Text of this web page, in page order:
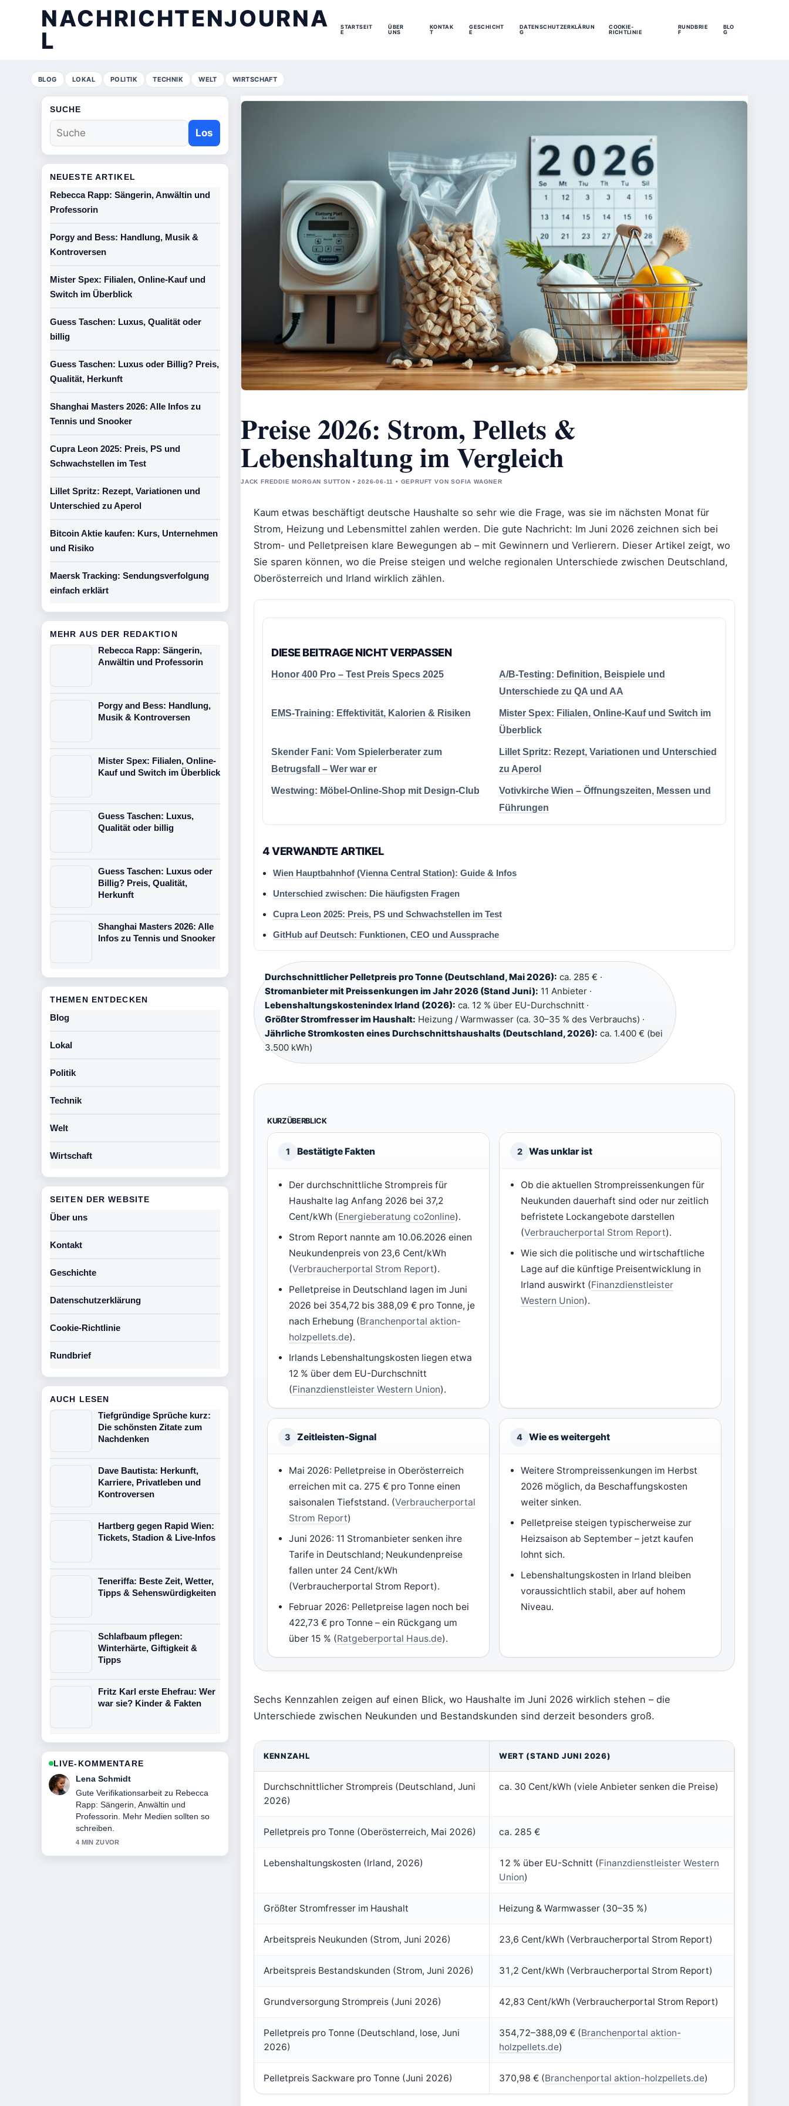
NACHRICHTENJOURNA
L
STARTSEIT
E
ÜBER
UNS
KONTAK
T
GESCHICHT
E
DATENSCHUTZERKLÄRUN
G
COOKIE-
RICHTLINIE
RUNDBRIE
F
BLO
G
BLOG LOKAL POLITIK TECHNIK WELT WIRTSCHAFT
Preise 2026: Strom, Pellets &
Lebenshaltung im Vergleich
JACK FREDDIE MORGAN SUTTON • 2026-06-11 • GEPRUFT VON SOFIA WAGNER
Kaum etwas beschäftigt deutsche Haushalte so sehr wie die Frage, was sie im nächsten Monat für
Strom, Heizung und Lebensmittel zahlen werden. Die gute Nachricht: Im Juni 2026 zeichnen sich bei
Strom- und Pelletpreisen klare Bewegungen ab – mit Gewinnern und Verlierern. Dieser Artikel zeigt, wo
Sie sparen können, wo die Preise steigen und welche regionalen Unterschiede zwischen Deutschland,
Oberösterreich und Irland wirklich zählen.
DIESE BEITRAGE NICHT VERPASSEN
Honor 400 Pro – Test Preis Specs 2025
A/B-Testing: Definition, Beispiele und
Unterschiede zu QA und AA
EMS-Training: Effektivität, Kalorien & Risiken
Mister Spex: Filialen, Online-Kauf und Switch im
Überblick
Skender Fani: Vom Spielerberater zum
Betrugsfall – Wer war er
Lillet Spritz: Rezept, Variationen und Unterschied
zu Aperol
Westwing: Möbel-Online-Shop mit Design-Club
Votivkirche Wien – Öffnungszeiten, Messen und
Führungen
4 VERWANDTE ARTIKEL
Wien Hauptbahnhof (Vienna Central Station): Guide & Infos
Unterschied zwischen: Die häufigsten Fragen
Cupra Leon 2025: Preis, PS und Schwachstellen im Test
GitHub auf Deutsch: Funktionen, CEO und Aussprache
Durchschnittlicher Pelletpreis pro Tonne (Deutschland, Mai 2026): ca. 285 € ·
Stromanbieter mit Preissenkungen im Jahr 2026 (Stand Juni): 11 Anbieter ·
Lebenshaltungskostenindex Irland (2026): ca. 12 % über EU-Durchschnitt ·
Größter Stromfresser im Haushalt: Heizung / Warmwasser (ca. 30–35 % des Verbrauchs) ·
Jährliche Stromkosten eines Durchschnittshaushalts (Deutschland, 2026): ca. 1.400 € (bei
3.500 kWh)
KURZÜBERBLICK
1 Bestätigte Fakten
Der durchschnittliche Strompreis für
Haushalte lag Anfang 2026 bei 37,2
Cent/kWh (Energieberatung co2online).
Strom Report nannte am 10.06.2026 einen
Neukundenpreis von 23,6 Cent/kWh
(Verbraucherportal Strom Report).
Pelletpreise in Deutschland lagen im Juni
2026 bei 354,72 bis 388,09 € pro Tonne, je
nach Erhebung (Branchenportal aktion-
holzpellets.de).
Irlands Lebenshaltungskosten liegen etwa
12 % über dem EU-Durchschnitt
(Finanzdienstleister Western Union).
2 Was unklar ist
Ob die aktuellen Strompreissenkungen für
Neukunden dauerhaft sind oder nur zeitlich
befristete Lockangebote darstellen
(Verbraucherportal Strom Report).
Wie sich die politische und wirtschaftliche
Lage auf die künftige Preisentwicklung in
Irland auswirkt (Finanzdienstleister
Western Union).
3 Zeitleisten-Signal
Mai 2026: Pelletpreise in Oberösterreich
erreichen mit ca. 275 € pro Tonne einen
saisonalen Tiefststand. (Verbraucherportal
Strom Report)
Juni 2026: 11 Stromanbieter senken ihre
Tarife in Deutschland; Neukundenpreise
fallen unter 24 Cent/kWh
(Verbraucherportal Strom Report).
Februar 2026: Pelletpreise lagen noch bei
422,73 € pro Tonne – ein Rückgang um
über 15 % (Ratgeberportal Haus.de).
4 Wie es weitergeht
Weitere Strompreissenkungen im Herbst
2026 möglich, da Beschaffungskosten
weiter sinken.
Pelletpreise steigen typischerweise zur
Heizsaison ab September – jetzt kaufen
lohnt sich.
Lebenshaltungskosten in Irland bleiben
voraussichtlich stabil, aber auf hohem
Niveau.
Sechs Kennzahlen zeigen auf einen Blick, wo Haushalte im Juni 2026 wirklich stehen – die
Unterschiede zwischen Neukunden und Bestandskunden sind derzeit besonders groß.
KENNZAHL WERT (STAND JUNI 2026)
Durchschnittlicher Strompreis (Deutschland, Juni
2026)
ca. 30 Cent/kWh (viele Anbieter senken die Preise)
Pelletpreis pro Tonne (Oberösterreich, Mai 2026) ca. 285 €
Lebenshaltungskosten (Irland, 2026) 12 % über EU-Schnitt (Finanzdienstleister Western
Union)
Größter Stromfresser im Haushalt Heizung & Warmwasser (30–35 %)
Arbeitspreis Neukunden (Strom, Juni 2026) 23,6 Cent/kWh (Verbraucherportal Strom Report)
Arbeitspreis Bestandskunden (Strom, Juni 2026) 31,2 Cent/kWh (Verbraucherportal Strom Report)
Grundversorgung Strompreis (Juni 2026) 42,83 Cent/kWh (Verbraucherportal Strom Report)
Pelletpreis pro Tonne (Deutschland, lose, Juni
2026)
354,72–388,09 € (Branchenportal aktion-
holzpellets.de)
Pelletpreis Sackware pro Tonne (Juni 2026) 370,98 € (Branchenportal aktion-holzpellets.de)
SUCHE
Los
NEUESTE ARTIKEL
Rebecca Rapp: Sängerin, Anwältin und
Professorin
Porgy and Bess: Handlung, Musik &
Kontroversen
Mister Spex: Filialen, Online-Kauf und
Switch im Überblick
Guess Taschen: Luxus, Qualität oder
billig
Guess Taschen: Luxus oder Billig? Preis,
Qualität, Herkunft
Shanghai Masters 2026: Alle Infos zu
Tennis und Snooker
Cupra Leon 2025: Preis, PS und
Schwachstellen im Test
Lillet Spritz: Rezept, Variationen und
Unterschied zu Aperol
Bitcoin Aktie kaufen: Kurs, Unternehmen
und Risiko
Maersk Tracking: Sendungsverfolgung
einfach erklärt
MEHR AUS DER REDAKTION
Rebecca Rapp: Sängerin,
Anwältin und Professorin
Porgy and Bess: Handlung,
Musik & Kontroversen
Mister Spex: Filialen, Online-
Kauf und Switch im Überblick
Guess Taschen: Luxus,
Qualität oder billig
Guess Taschen: Luxus oder
Billig? Preis, Qualität,
Herkunft
Shanghai Masters 2026: Alle
Infos zu Tennis und Snooker
THEMEN ENTDECKEN
Blog
Lokal
Politik
Technik
Welt
Wirtschaft
SEITEN DER WEBSITE
Über uns
Kontakt
Geschichte
Datenschutzerklärung
Cookie-Richtlinie
Rundbrief
AUCH LESEN
Tiefgründige Sprüche kurz:
Die schönsten Zitate zum
Nachdenken
Dave Bautista: Herkunft,
Karriere, Privatleben und
Kontroversen
Hartberg gegen Rapid Wien:
Tickets, Stadion & Live-Infos
Teneriffa: Beste Zeit, Wetter,
Tipps & Sehenswürdigkeiten
Schlafbaum pflegen:
Winterhärte, Giftigkeit &
Tipps
Fritz Karl erste Ehefrau: Wer
war sie? Kinder & Fakten
LIVE-KOMMENTARE
Felix Meyer
Starke Einordnung zu Porgy and Bess:
Handlung, Musik &#038; Kontroversen.
Das ist die klarste Zusammenfassung,
die ich heute gesehen habe.
6 MIN ZUVOR